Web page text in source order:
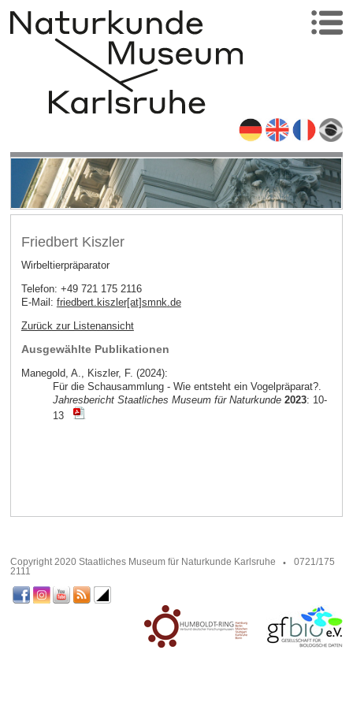
Friedbert Kiszler
Wirbeltierpräparator
Telefon: +49 721 175 2116
E-Mail: friedbert.kiszler[at]smnk.de
Zurück zur Listenansicht
Ausgewählte Publikationen
Manegold, A., Kiszler, F. (2024):
Für die Schausammlung - Wie entsteht ein Vogelpräparat?.
Jahresbericht Staatliches Museum für Naturkunde 2023: 10-
13
Copyright 2020 Staatliches Museum für Naturkunde Karlsruhe
0721/175
2111